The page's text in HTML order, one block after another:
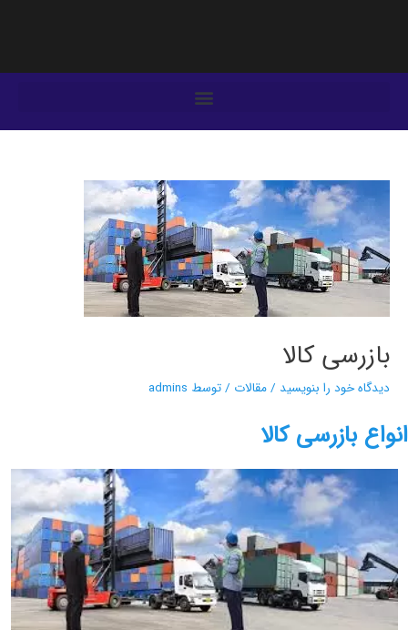
بازرسی کالا
دیدگاه‌ خود را بنویسید /مقالات / توسط admins
انواع بازرسی کالا